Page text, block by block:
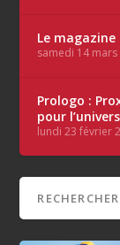
Le
samedi 14 mars
Prologo :
pour
lundi 23 février